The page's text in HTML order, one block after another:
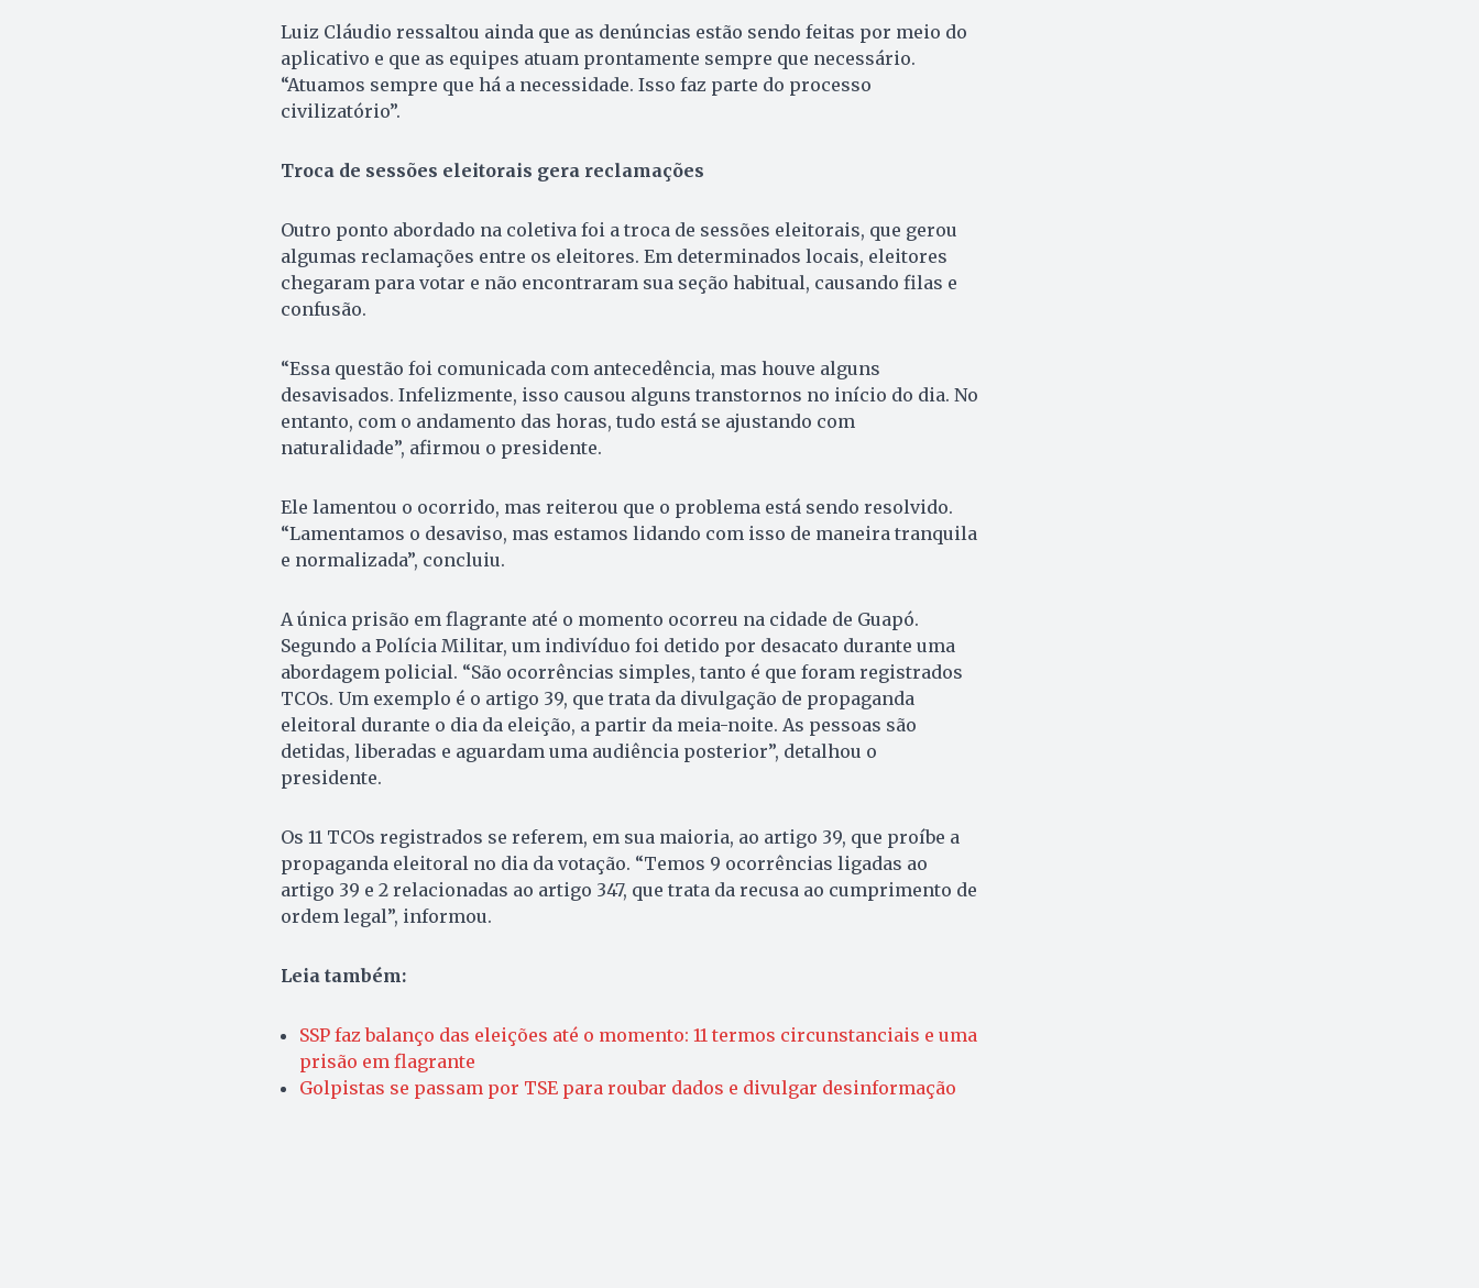
Luiz Cláudio ressaltou ainda que as denúncias estão sendo feitas por meio do
aplicativo e que as equipes atuam prontamente sempre que necessário.
“Atuamos sempre que há a necessidade. Isso faz parte do processo
civilizatório”.
Troca de sessões eleitorais gera reclamações
Outro ponto abordado na coletiva foi a troca de sessões eleitorais, que gerou
algumas reclamações entre os eleitores. Em determinados locais, eleitores
chegaram para votar e não encontraram sua seção habitual, causando filas e
confusão.
“Essa questão foi comunicada com antecedência, mas houve alguns
desavisados. Infelizmente, isso causou alguns transtornos no início do dia. No
entanto, com o andamento das horas, tudo está se ajustando com
naturalidade”, afirmou o presidente.
Ele lamentou o ocorrido, mas reiterou que o problema está sendo resolvido.
“Lamentamos o desaviso, mas estamos lidando com isso de maneira tranquila
e normalizada”, concluiu.
A única prisão em flagrante até o momento ocorreu na cidade de Guapó.
Segundo a Polícia Militar, um indivíduo foi detido por desacato durante uma
abordagem policial. “São ocorrências simples, tanto é que foram registrados
TCOs. Um exemplo é o artigo 39, que trata da divulgação de propaganda
eleitoral durante o dia da eleição, a partir da meia-noite. As pessoas são
detidas, liberadas e aguardam uma audiência posterior”, detalhou o
presidente.
Os 11 TCOs registrados se referem, em sua maioria, ao artigo 39, que proíbe a
propaganda eleitoral no dia da votação. “Temos 9 ocorrências ligadas ao
artigo 39 e 2 relacionadas ao artigo 347, que trata da recusa ao cumprimento de
ordem legal”, informou.
Leia também:
SSP faz balanço das eleições até o momento: 11 termos circunstanciais e uma
prisão em flagrante
Golpistas se passam por TSE para roubar dados e divulgar desinformação